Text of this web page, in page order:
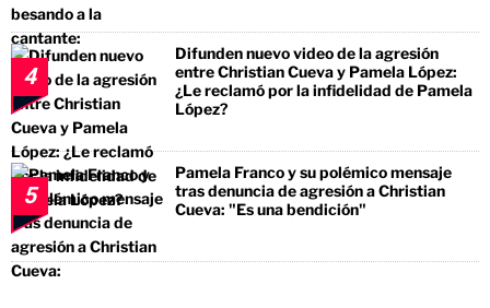
4
Difunden nuevo video de la agresión
entre Christian Cueva y Pamela López:
¿Le reclamó por la infidelidad de Pamela
López?
5
Pamela Franco y su polémico mensaje
tras denuncia de agresión a Christian
Cueva: "Es una bendición"